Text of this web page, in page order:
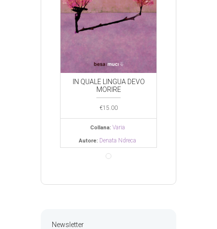
IN QUALE LINGUA DEVO
MORIRE
€15.00
Collana: Varia
Autore: Denata Ndreca
Newsletter